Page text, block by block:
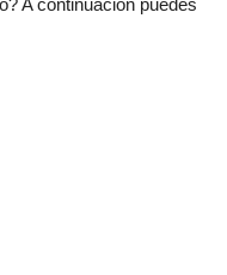
A continuación puedes